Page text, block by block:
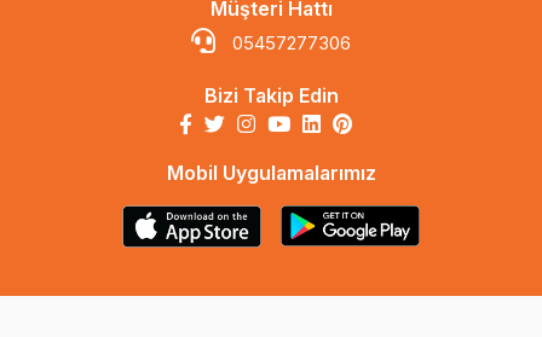
Müşteri Hattı
05457277306
Bizi Takip Edin
Mobil Uygulamalarımız